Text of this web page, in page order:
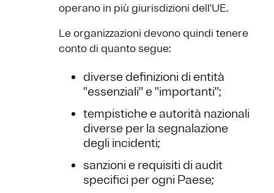
operano in più giurisdizioni dell'UE.
Le organizzazioni devono quindi tenere
conto di quanto segue:
diverse definizioni di entità
"essenziali" e "importanti";
tempistiche e autorità nazionali
diverse per la segnalazione
degli incidenti;
sanzioni e requisiti di audit
specifici per ogni Paese;